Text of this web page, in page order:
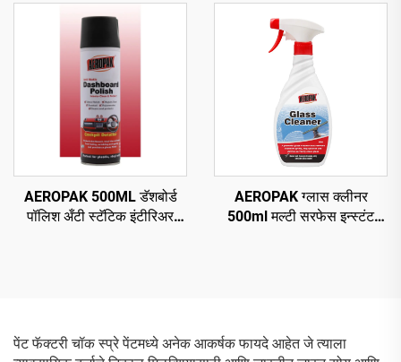
वायू भरणे
AEROPAK 500ML डॅशबोर्ड
पॉलिश अँटी स्टॅटिक इंटीरिअर
AEROPAK ग्लास क्लीनर
500ml मल्टी सरफेस इन्स्टंट
पेंट फॅक्टरी चॉक स्प्रे पेंटमध्ये अनेक आकर्षक फायदे आहेत जे त्याला